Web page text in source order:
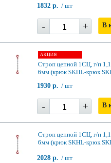
1832 р. / шт
- + В
АКЦИЯ
Строп цепной 1СЦ, г/п
6мм (крюк SKHL-крюк
1930 р. / шт
- + В
Строп цепной 1СЦ, г/п
6мм (крюк SKHL-крюк
2028 р. / шт